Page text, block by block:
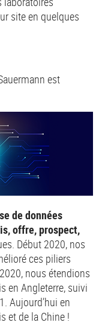
site en quelques
est
de données
offre, prospect,
Début 2020, nos
ces piliers
nous étendions
en Angleterre, suivi
Aujourd’hui en
et de la Chine !